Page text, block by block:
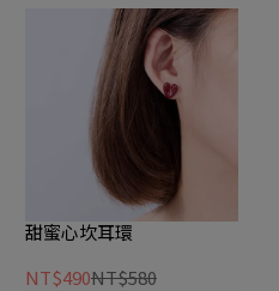
甜蜜心坎耳環
NT$490NT$580